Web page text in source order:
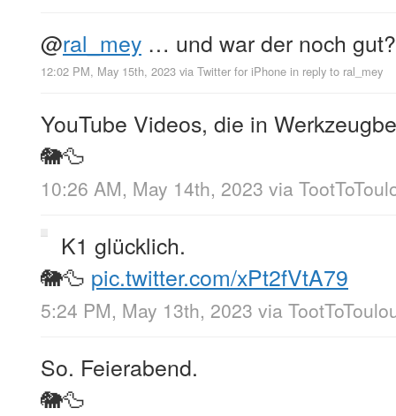
@ral_mey … und war der noch
12:02 PM, May 15th, 2023 via Twitter for iPhone in reply to ral_mey
YouTube Videos, die in
🐘🦆
10:26 AM, May 14th, 2023 via
K1 glücklich.
🐘🦆 pic.twitter.com/xPt2fVtA79
5:24 PM, May 13th, 2023 via
So. Feierabend.
🐘🦆